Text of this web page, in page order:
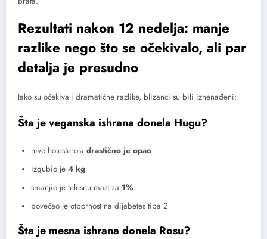
Rezultati nakon 12 nedelja: manje
razlike nego što se očekivalo, ali par
detalja je presudno
Iako su očekivali dramatične razlike, blizanci su bili iznenađeni:
Šta je veganska ishrana donela Hugu?
nivo holesterola drastično je opao
izgubio je 4 kg
smanjio je telesnu mast za 1%
povećao je otpornost na dijabetes tipa 2
Šta je mesna ishrana donela Rosu?